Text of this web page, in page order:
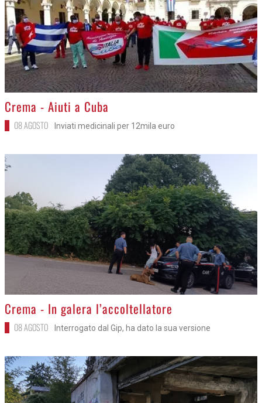
>
Crema - Aiuti a Cuba
08 AGOSTO Inviati medicinali per 12mila euro
>
Crema - In galera l’accoltellatore
08 AGOSTO Interrogato dal Gip, ha dato la sua versione